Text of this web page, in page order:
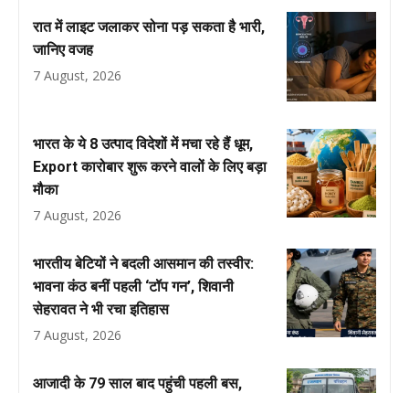
रात में लाइट जलाकर सोना पड़ सकता है भारी,
जानिए वजह
7 August, 2026
भारत के ये 8 उत्पाद विदेशों में मचा रहे हैं धूम,
Export कारोबार शुरू करने वालों के लिए बड़ा
मौका
7 August, 2026
भारतीय बेटियों ने बदली आसमान की तस्वीर:
भावना कंठ बनीं पहली ‘टॉप गन’, शिवानी
सेहरावत ने भी रचा इतिहास
7 August, 2026
आजादी के 79 साल बाद पहुंची पहली बस,